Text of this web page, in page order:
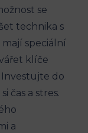
se
technika ‍s
speciální
klíče
Investujte do
čas a stres.
a